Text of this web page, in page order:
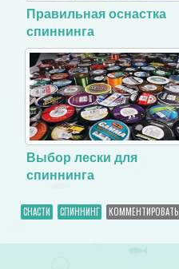
Правильная оснастка
спиннинга
Выбор лески для
спиннинга
СНАСТИ СПИННИНГ КОММЕНТИРОВАТЬ